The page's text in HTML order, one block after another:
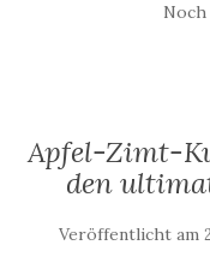
Apfel-Zimt-
den
Veröffentlicht am